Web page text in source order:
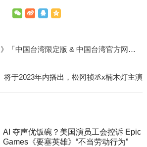
《人中之龙 维新！ 极》「中国台湾限定版 & 中国台湾官方网络商店限定版」商品公开！
将于2023年内播出，松冈祯丞x楠木灯主演
AI 夺声优饭碗？美国演员工会控诉 Epic
Games《要塞英雄》“不当劳动行为”